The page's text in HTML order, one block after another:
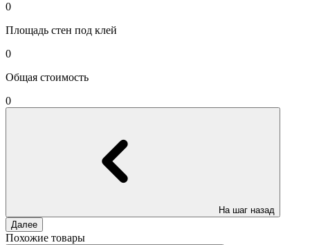
0
Площадь стен под клей
0
Общая стоимость
0
На шаг назад
Далее
Похожие товары